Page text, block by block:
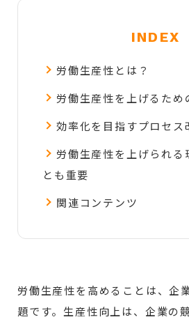
INDEX
労働生産性とは？
労働生産性を上げるため
効率化を目指すプロセス
労働生産性を上げられる
とも重要
関連コンテンツ
労働生産性を高めることは、企
題です。生産性向上は、企業の